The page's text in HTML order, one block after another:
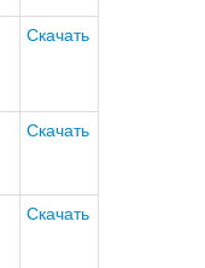
Скачать
Скачать
Скачать